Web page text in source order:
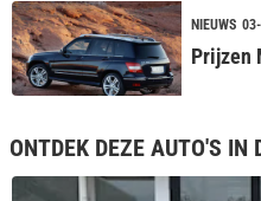
NIEUWS
Prijzen
ONTDEK DEZE AUTO'S IN